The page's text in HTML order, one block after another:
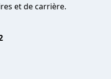
et de carrière.